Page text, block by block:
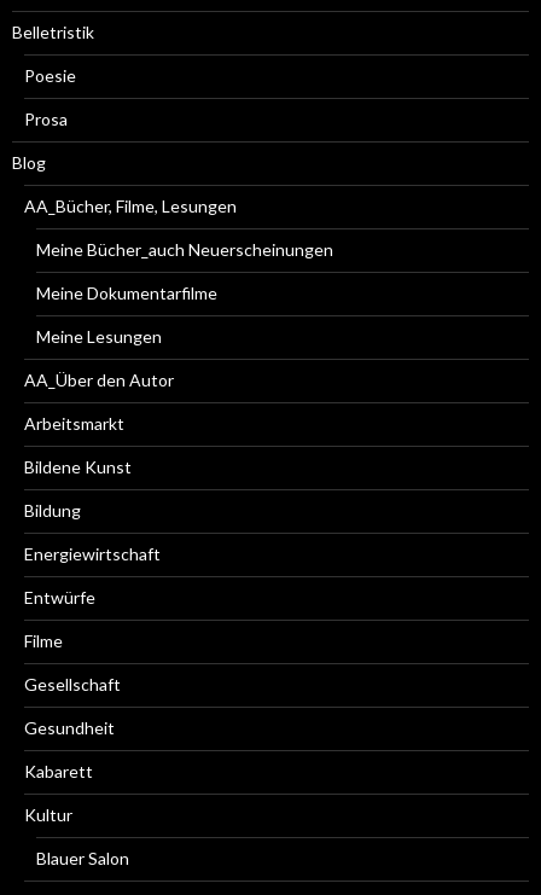
Belletristik
Poesie
Prosa
Blog
AA_Bücher, Filme, Lesungen
Meine Bücher_auch Neuerscheinungen
Meine Dokumentarfilme
Meine Lesungen
AA_Über den Autor
Arbeitsmarkt
Bildene Kunst
Bildung
Energiewirtschaft
Entwürfe
Filme
Gesellschaft
Gesundheit
Kabarett
Kultur
Blauer Salon